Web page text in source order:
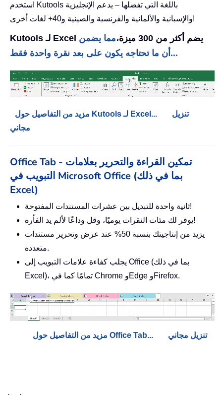
استخدم Kutools باللغة التي تفضلها – يدعم الإنجليزية
والإسبانية والألمانية والفرنسية والصينية و40+ لغات أخرى!
Kutools لـ Excel يضم أكثر من 300 ميزة،
مما يضمن
أن ما تحتاجه يكون على بعد نقرة واحدة فقط...
مزيد من التفاصيل حول Kutools لـ Excel...
تنزيل
مجاني
Office Tab - تمكين القراءة والتحرير بعلامات
التبويب في Microsoft Office (بما في ذلك
Excel)
ثانية واحدة للتبديل بين عشرات المستندات المفتوحة!
يوفر لك مئات النقرات يوميًا، وقل وداعًا لألم يد الفأرة!
يزيد من إنتاجيتك بنسبة 50% عند عرض وتحرير مستندات
متعددة.
يجلب كفاءة علامات التبويب إلى Office (بما في ذلك
Excel)، تمامًا كما في Chrome وEdge وFirefox.
مزيد من التفاصيل حول Office Tab... تنزيل مجاني